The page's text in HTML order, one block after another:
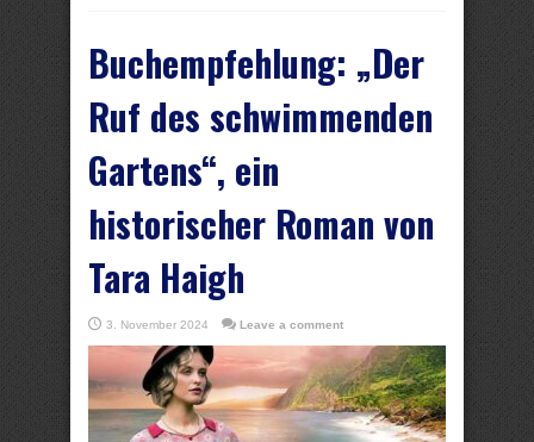
Buchempfehlung: „Der
Ruf des schwimmenden
Gartens“, ein
historischer Roman von
Tara Haigh
3. November 2024 Leave a comment